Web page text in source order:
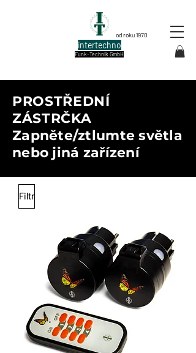
od roku 1970
intertechno
Funk-Technik GmbH
PROSTŘEDNÍ
ZÁSTRČKA
Zapněte/ztlumte světla
nebo jiná zařízení
Filtr